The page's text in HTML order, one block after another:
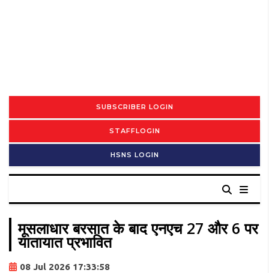
SUBSCRIBER LOGIN
STAFFLOGIN
HSNS LOGIN
मूसलाधार बरसात के बाद एनएच 27 और 6 पर
यातायात प्रभावित
08 Jul 2026 17:33:58